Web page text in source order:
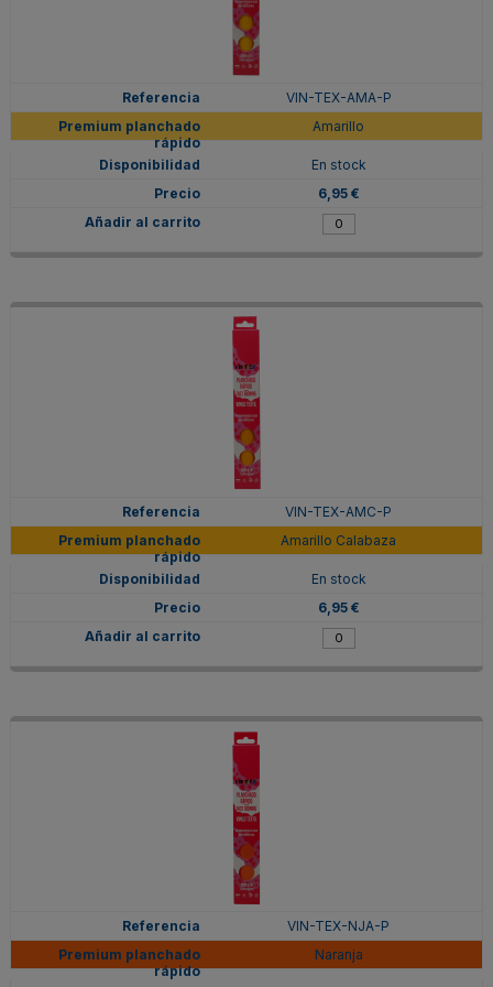
VIN-TEX-AMA-P
Amarillo
En stock
6,95 €
VIN-TEX-AMC-P
Amarillo Calabaza
En stock
6,95 €
VIN-TEX-NJA-P
Naranja